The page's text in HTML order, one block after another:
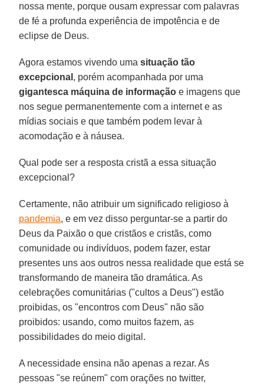
nossa mente, porque ousam expressar com palavras
de fé a profunda experiência de impotência e de
eclipse de Deus.
Agora estamos vivendo umasituação tão
excepcional , porém acompanhada por uma
gigantesca máquina de informação e imagens que
nos segue permanentemente com a internet e as
mídias sociais e que também podem levar à
acomodação e à náusea.
Qual pode ser a resposta cristã a essa situação
excepcional?
Certamente, não atribuir um significado religioso à
pandemia, e em vez disso perguntar-se a partir do
Deus da Paixão o que cristãos e cristãs, como
comunidade ou indivíduos, podem fazer, estar
presentes uns aos outros nessa realidade que está se
transformando de maneira tão dramática. As
celebrações comunitárias ("cultos a Deus") estão
proibidas, os "encontros com Deus" não são
proibidos: usando, como muitos fazem, as
possibilidades do meio digital.
A necessidade ensina não apenas a rezar. As
pessoas "se reúnem" com orações no twitter,